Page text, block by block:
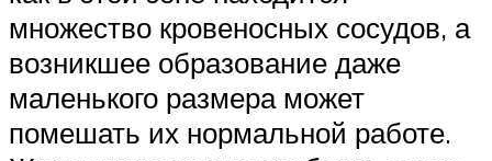
множество кровеносных сосудов, а
возникшее образование даже
маленького размера может
помешать их нормальной работе.